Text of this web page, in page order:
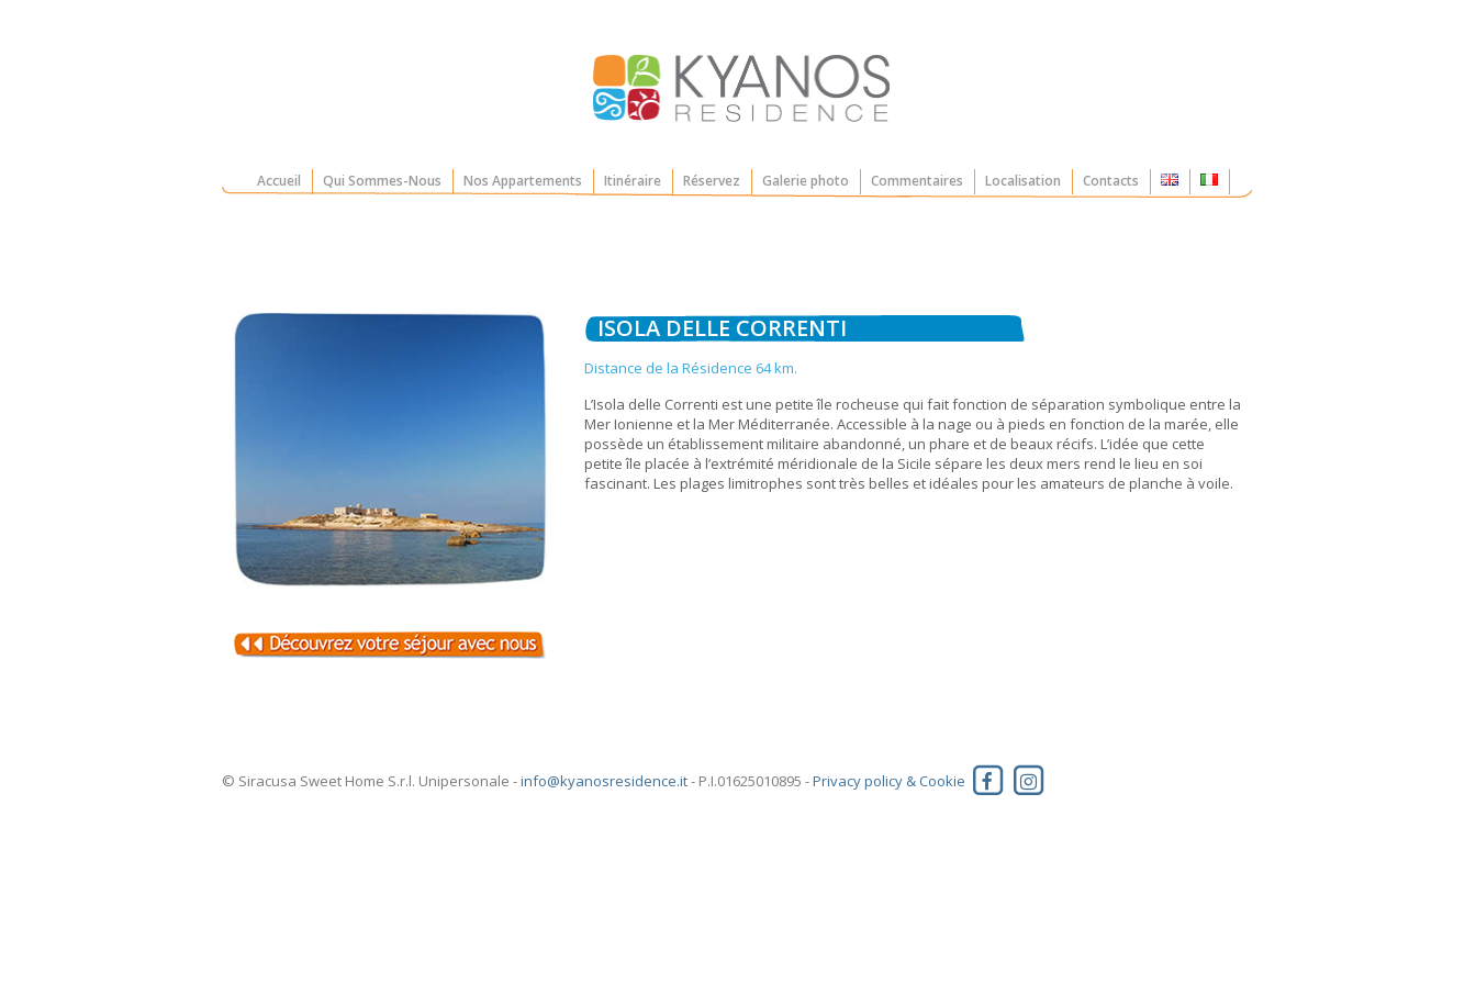
Accueil Qui Sommes-Nous Nos Appartements Itinéraire Réservez Galerie photo Commentaires Localisation Contacts
ISOLA DELLE CORRENTI
Distance de la Résidence 64 km.
L’Isola delle Correnti est une petite île rocheuse qui fait fonction de séparation symbolique entre la
Mer Ionienne et la Mer Méditerranée. Accessible à la nage ou à pieds en fonction de la marée, elle
possède un établissement militaire abandonné, un phare et de beaux récifs. L’idée que cette
petite île placée à l’extrémité méridionale de la Sicile sépare les deux mers rend le lieu en soi
fascinant. Les plages limitrophes sont très belles et idéales pour les amateurs de planche à voile.
© Siracusa Sweet Home S.r.l. Unipersonale -info@kyanosresidence.it- P.I.01625010895 -Privacy policy & Cookie